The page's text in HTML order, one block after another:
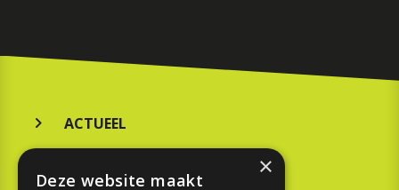
ACTUEEL
×
Deze website maakt